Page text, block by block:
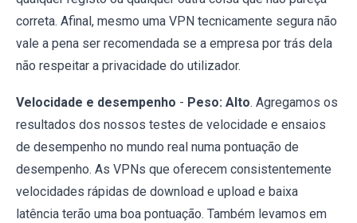
correta. Afinal, mesmo uma VPN tecnicamente segura não
vale a pena ser recomendada se a empresa por trás dela
não respeitar a privacidade do utilizador.
Velocidade e desempenho - Peso: Alto. Agregamos os
resultados dos nossos testes de velocidade e ensaios
de desempenho no mundo real numa pontuação de
desempenho. As VPNs que oferecem consistentemente
velocidades rápidas de download e upload e baixa
latência terão uma boa pontuação. Também levamos em